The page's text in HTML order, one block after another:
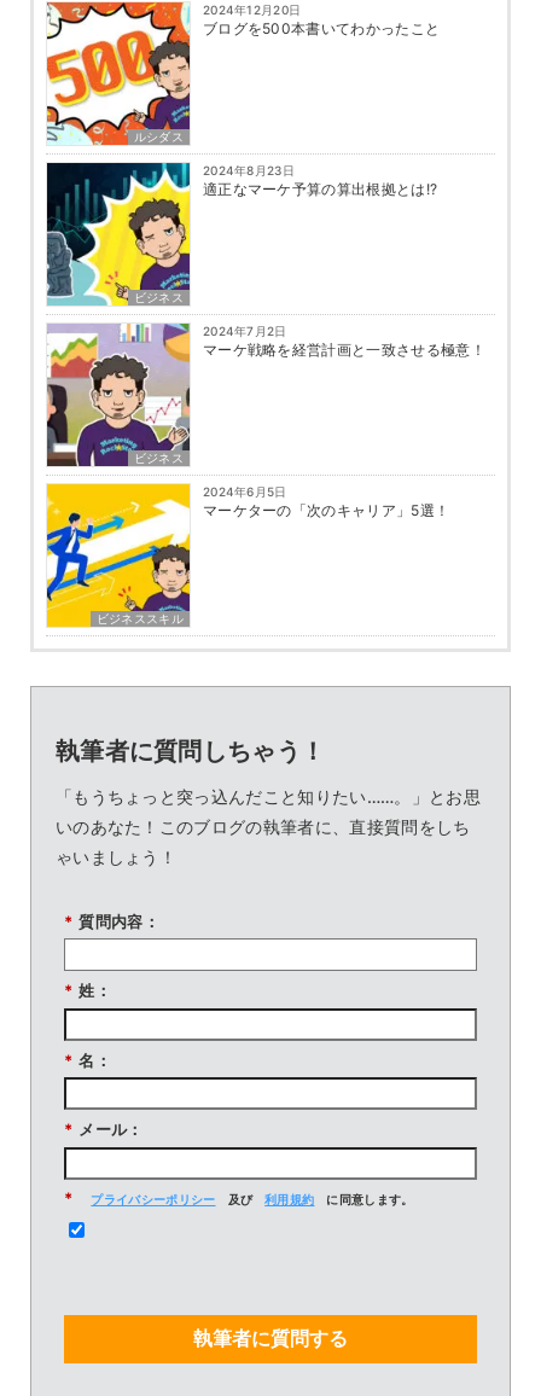
ルシダス
2024年12月20日
ブログを500本書いてわかったこと
ビジネス
2024年8月23日
適正なマーケ予算の算出根拠とは!?
ビジネス
2024年7月2日
マーケ戦略を経営計画と一致させる極意！
ビジネススキル
2024年6月5日
マーケターの「次のキャリア」5選！
執筆者に質問しちゃう！
「もうちょっと突っ込んだこと知りたい……。」とお思
いのあなた！このブログの執筆者に、直接質問をしち
ゃいましょう！
* 質問内容：
* 姓：
* 名：
* メール：
* プライバシーポリシー 及び 利用規約 に同意します。
執筆者に質問する